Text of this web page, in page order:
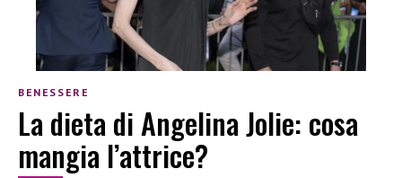
BENESSERE
La dieta di Angelina Jolie: cosa
mangia l’attrice?